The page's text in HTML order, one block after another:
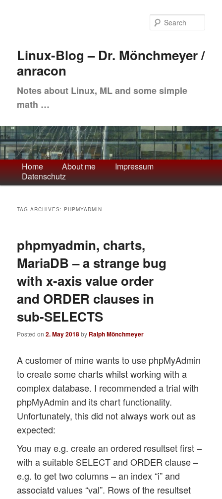
content
contentLinux-Blog – Dr. Mönchmeyer /
anracon
Notes about Linux, ML and some simple
math …
Main
menu
Home About me
Impressum
Datenschutz
TAG ARCHIVES: PHPMYADMIN
phpmyadmin, charts,
MariaDB – a strange bug
with x-axis value order
and ORDER clauses in
sub-SELECTS
Posted on2. May 2018by Ralph Mönchmeyer
A customer of mine wants to use phpMyAdmin
to create some charts whilst working with a
complex database. I recommended a trial with
phpMyAdmin and its chart functionality.
Unfortunately, this did not always work out as
expected:
You may e.g. create an ordered resultset first –
with a suitable SELECT and ORDER clause –
e.g. to get two columns – an index “i” and
associatd values “val”. Rows of the resultset